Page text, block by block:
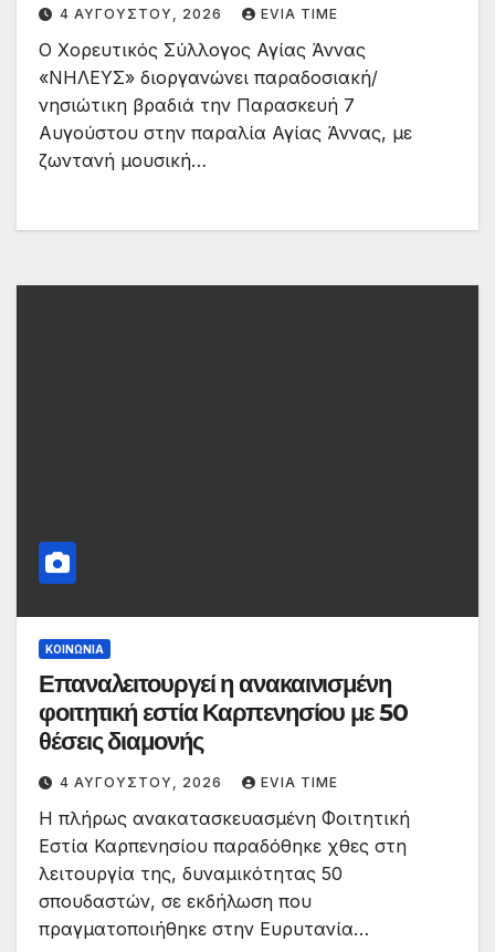
4 ΑΥΓΟΎΣΤΟΥ, 2026 EVIA TIME
Ο Χορευτικός Σύλλογος Αγίας Άννας
«ΝΗΛΕΥΣ» διοργανώνει παραδοσιακή/
νησιώτικη βραδιά την Παρασκευή 7
Αυγούστου στην παραλία Αγίας Άννας, με
ζωντανή μουσική…
ΚΟΙΝΩΝΙΑ
Επαναλειτουργεί η ανακαινισμένη
φοιτητική εστία Καρπενησίου με 50
θέσεις διαμονής
4 ΑΥΓΟΎΣΤΟΥ, 2026 EVIA TIME
Η πλήρως ανακατασκευασμένη Φοιτητική
Εστία Καρπενησίου παραδόθηκε χθες στη
λειτουργία της, δυναμικότητας 50
σπουδαστών, σε εκδήλωση που
πραγματοποιήθηκε στην Ευρυτανία…